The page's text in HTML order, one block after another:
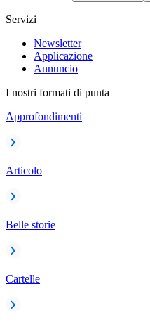
Servizi
Newsletter
Applicazione
Annuncio
I nostri formati di punta
Approfondimenti
Articolo
Belle storie
Cartelle